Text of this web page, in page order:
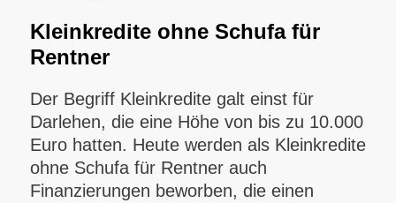
Kleinkredite ohne Schufa für
Rentner
Der Begriff Kleinkredite galt einst für
Darlehen, die eine Höhe von bis zu 10.000
Euro hatten. Heute werden als Kleinkredite
ohne Schufa für Rentner auch
Finanzierungen beworben, die einen